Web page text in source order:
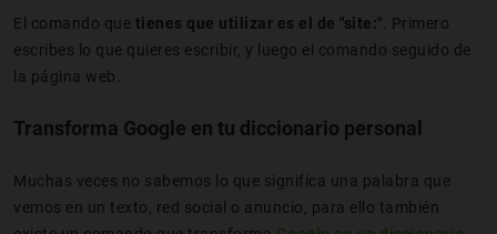
El comando que tienes que utilizar es el de "site:" . Primero
escribes lo que quieres escribir, y luego el comando seguido de
la página web.
Transforma Google en tu diccionario personal
Muchas veces no sabemos lo que significa una palabra que
vemos en un texto, red social o anuncio, para ello también